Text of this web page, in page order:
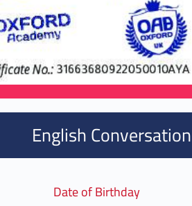
English Conversation
Date of Birthday